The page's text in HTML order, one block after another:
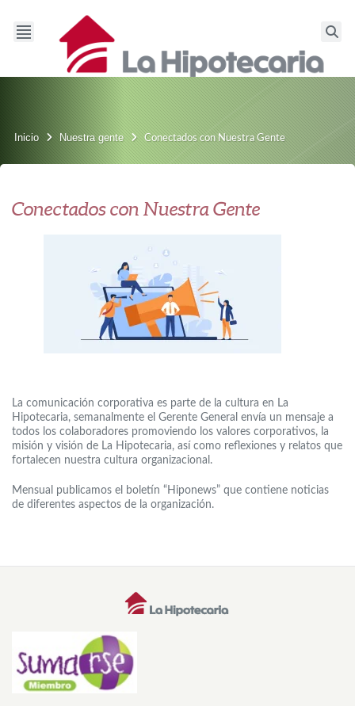
Inicio Nuestra gente Conectados con Nuestra Gente
Conectados con Nuestra Gente
La comunicación corporativa es parte de la cultura en La
Hipotecaria, semanalmente el Gerente General envía un mensaje a
todos los colaboradores promoviendo los valores corporativos, la
misión y visión de La Hipotecaria, así como reflexiones y relatos que
fortalecen nuestra cultura organizacional.
Mensual publicamos el boletín “Hiponews” que contiene noticias
de diferentes aspectos de la organización.